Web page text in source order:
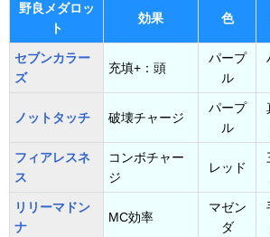
野良メダロッ
ト
効果 色
セブンカラー
ズ
充填+：頭
パープ
ル
ノットタッチ 破壊チャージ
パープ
ル
フィアレスネ
ス
コンボチャー
ジ
レッド
リリーマドン
ナ
MC効率
マゼン
ダ